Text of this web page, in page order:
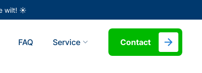
wilt! ☀️
FAQ Service Contact